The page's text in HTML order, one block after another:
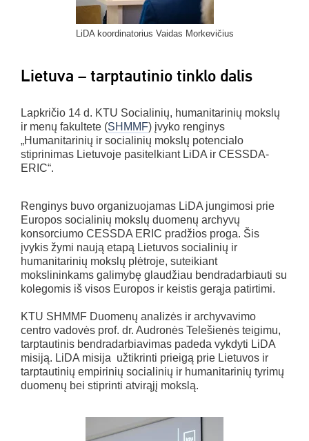
LiDA koordinatorius Vaidas Morkevičius
Lietuva – tarptautinio tinklo dalis
Lapkričio 14 d. KTU Socialinių, humanitarinių mokslų
ir menų fakultete (SHMMF) įvyko renginys
„Humanitarinių ir socialinių mokslų potencialo
stiprinimas Lietuvoje pasitelkiant LiDA ir CESSDA-
ERIC“.
Renginys buvo organizuojamas LiDA jungimosi prie
Europos socialinių mokslų duomenų archyvų
konsorciumo CESSDA ERIC pradžios proga. Šis
įvykis žymi naują etapą Lietuvos socialinių ir
humanitarinių mokslų plėtroje, suteikiant
mokslininkams galimybę glaudžiau bendradarbiauti su
kolegomis iš visos Europos ir keistis gerąja patirtimi.
KTU SHMMF Duomenų analizės ir archyvavimo
centro vadovės prof. dr. Audronės Telešienės teigimu,
tarptautinis bendradarbiavimas padeda vykdyti LiDA
misiją. LiDA misija užtikrinti prieigą prie Lietuvos ir
tarptautinių empirinių socialinių ir humanitarinių tyrimų
duomenų bei stiprinti atvirąjį mokslą.